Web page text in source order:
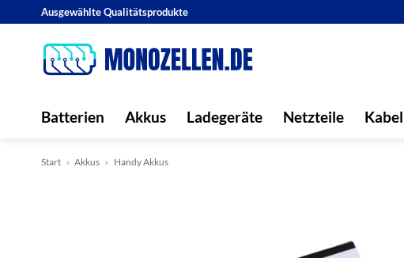
springen
Ausgewählte Qualitätsprodukte
Batterien Akkus Ladegeräte Netzteile Kabel
Start » Akkus » Handy Akkus